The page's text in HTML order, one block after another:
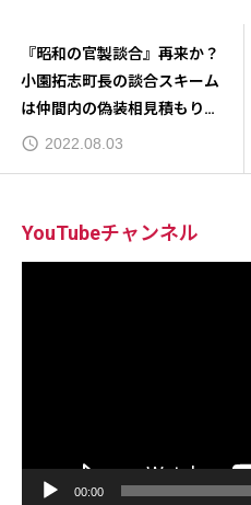
基準点以下の職員候補を不正
採用か？御代田町役場に違法
事務を蔓延させる小園拓志町
長と総務課長
2022.10.01
YouTubeチャンネル
00:00